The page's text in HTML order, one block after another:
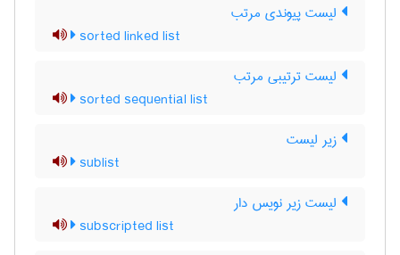
لیست پیوندی مرتب
sorted linked list
لیست ترتیبی مرتب
sorted sequential list
زیر لیست
sublist
لیست زیر نویس دار
subscripted list